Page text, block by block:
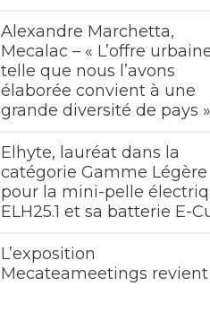
Alexandre Marchetta,
Mecalac – « L’offre
telle que nous l’avons
élaborée convient à une
grande diversité de pays »
Elhyte, lauréat dans la
catégorie Gamme Légère
pour la mini-pelle
ELH25.1 et sa batterie E-
L’exposition
Mecateameetings revient